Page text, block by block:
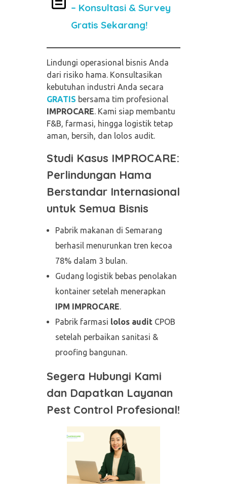
– Konsultasi & Survey
Gratis Sekarang!
Lindungi operasional bisnis Anda
dari risiko hama. Konsultasikan
kebutuhan industri Anda secara
GRATIS bersama tim profesional
IMPROCARE. Kami siap membantu
F&B, farmasi, hingga logistik tetap
aman, bersih, dan lolos audit.
Studi Kasus IMPROCARE:
Perlindungan Hama
Berstandar Internasional
untuk Semua Bisnis
Pabrik makanan di Semarang
berhasil menurunkan tren kecoa
78% dalam 3 bulan.
Gudang logistik bebas penolakan
kontainer setelah menerapkan
IPM IMPROCARE.
Pabrik farmasi lolos audit CPOB
setelah perbaikan sanitasi &
proofing bangunan.
Segera Hubungi Kami
dan Dapatkan Layanan
Pest Control Profesional!